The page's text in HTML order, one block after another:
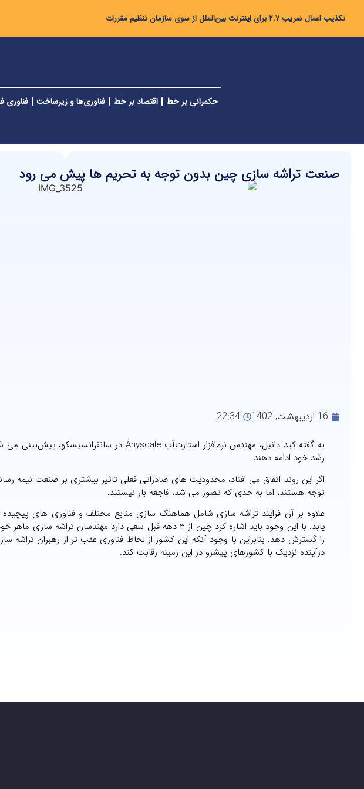
تکذیب اعمال ضریب ۲.۷ برای اینترنت بین‌الملل از سوی سازمان تنظیم مقررات
حکمرانی بر خط اقتصاد بر خط فناوری‌ها و زیرساخت فناوری
صنعت تراشه سازی چین بدون توجه به تحریم ها پیش می رود
16 اردیبهشت, 1402 22:34
رشد خود ادامه دهند.
اگر این روند اتفاق می افتاد، محدودیت های صادراتی فعلی تاثیر بیشتری بر صنعت نیمه
توجه هستند، اما به حدی که تصور می شد، فاجعه بار نیستند.
علاوه بر آن فرایند تراشه سازی شامل هماهنگ سازی منابع مختلف و فناوری های
یابد. با این وجود باید اشاره کرد چین از ۳ دهه قبل سعی دارد
را گسترش دهد. بنابراین با وجود آنکه این کشور از لحاظ فناوری عقب تر از رهبران تراشه
درآینده نزدیک با کشورهای پیشرو در این زمینه رقابت کند.